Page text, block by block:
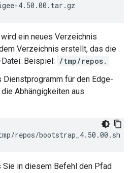
4.50.00.tar.gz
ein neues Verzeichnis
Verzeichnis erstellt, das die
Beispiel: /tmp/repos.
für den Edge-
Abhängigkeiten aus
repos/bootstrap_4.50.00.sh
Sie in diesem Befehl den Pfad